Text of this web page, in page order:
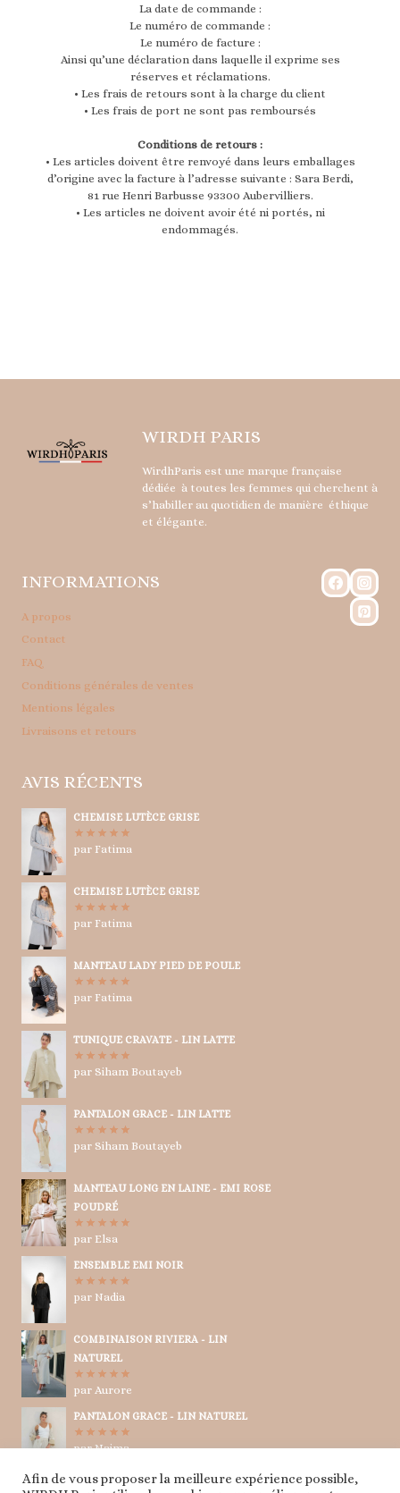
La date de commande :
Le numéro de commande :
Le numéro de facture :
Ainsi qu’une déclaration dans laquelle il exprime ses
réserves et réclamations.
• Les frais de retours sont à la charge du client
• Les frais de port ne sont pas remboursés
Conditions de retours :
• Les articles doivent être renvoyé dans leurs emballages
d’origine avec la facture à l’adresse suivante : Sara Berdi,
81 rue Henri Barbusse 93300 Aubervilliers.
• Les articles ne doivent avoir été ni portés, ni
endommagés.
WIRDH PARIS
WirdhParis est une marque française
dédiée à toutes les femmes qui cherchent à
s’habiller au quotidien de manière éthique
et élégante.
INFORMATIONS
A propos
Contact
FAQ
Conditions générales de ventes
Mentions légales
Livraisons et retours
AVIS RÉCENTS
CHEMISE LUTÈCE GRISE
Note5sur
par Fatima
CHEMISE LUTÈCE GRISE
Note5sur
par Fatima
MANTEAU LADY PIED DE POULE
Note5sur
par Fatima
TUNIQUE CRAVATE - LIN LATTE
Note5sur
par Siham Boutayeb
PANTALON GRACE - LIN LATTE
Note5sur
par Siham Boutayeb
MANTEAU LONG EN LAINE - EMI ROSE
POUDRÉ
Note5sur
par Elsa
ENSEMBLE EMI NOIR
Note5sur
par Nadia
COMBINAISON RIVIERA - LIN
NATUREL
Note5sur
par Aurore
PANTALON GRACE - LIN NATUREL
Note5sur
par Naima
TUNIQUE CRAVATE - LIN NATUREL
Afin de vous proposer la meilleure expérience possible,